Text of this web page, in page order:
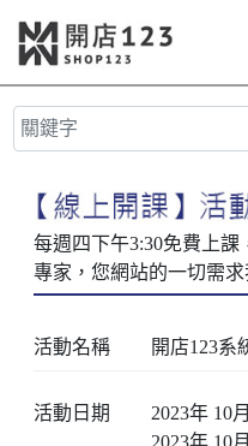
活動名稱 開店123系
活動日期
2023年 10
2023年 10